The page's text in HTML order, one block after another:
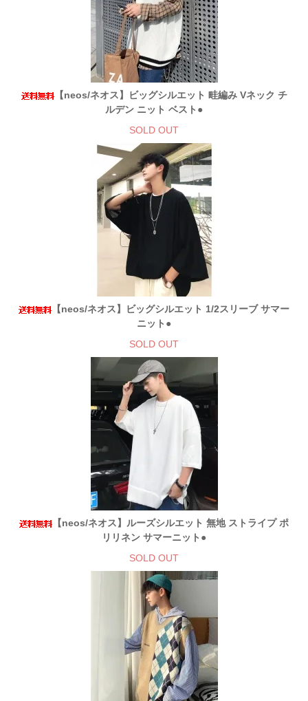
【neos/ネオス】ビッグシルエット 畦編み Vネック チ
ルデン ニット ベスト●
SOLD OUT
【neos/ネオス】ビッグシルエット 1/2スリーブ サマー
ニット●
SOLD OUT
【neos/ネオス】ルーズシルエット 無地 ストライプ ポ
リリネン サマーニット●
SOLD OUT